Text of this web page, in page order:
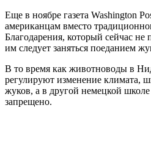
Еще в ноябре газета Washington
американцам вместо
Благодарения, который сейчас не
им следует заняться поеданием
В то время как животноводы в
регулируют изменение климата,
жуков, а в другой немецкой
запрещено.